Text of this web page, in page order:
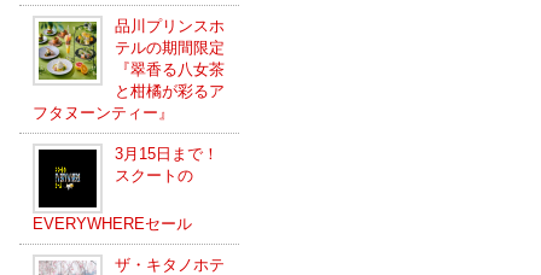
品川プリンスホ
テルの期間限定
『翠香る八女茶
と柑橘が彩るア
フタヌーンティー』
3月15日まで！
スクートの
EVERYWHEREセール
ザ・キタノホテ